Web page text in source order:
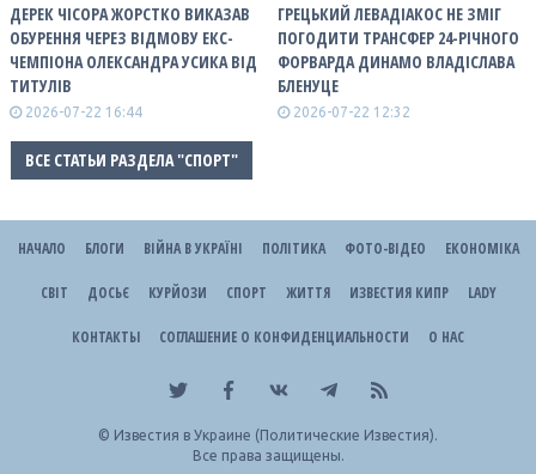
ДЕРЕК ЧІСОРА ЖОРСТКО ВИКАЗАВ
ОБУРЕННЯ ЧЕРЕЗ ВІДМОВУ ЕКС-
ЧЕМПІОНА ОЛЕКСАНДРА УСИКА ВІД
ТИТУЛІВ
2026-07-22 16:44
ГРЕЦЬКИЙ ЛЕВАДІАКОС НЕ ЗМІГ
ПОГОДИТИ ТРАНСФЕР 24-РІЧНОГО
ФОРВАРДА ДИНАМО ВЛАДІСЛАВА
БЛЕНУЦЕ
2026-07-22 12:32
ВСЕ СТАТЬИ РАЗДЕЛА "СПОРТ"
НАЧАЛО БЛОГИ ВІЙНА В УКРАЇНІ ПОЛІТИКА ФОТО-ВІДЕО ЕКОНОМІКА
СВІТ ДОСЬЄ КУРЙОЗИ СПОРТ ЖИТТЯ ИЗВЕСТИЯ КИПР LADY
КОНТАКТЫ СОГЛАШЕНИЕ О КОНФИДЕНЦИАЛЬНОСТИ О НАС
© Известия в Украине (Политические Известия).
Все права защищены.